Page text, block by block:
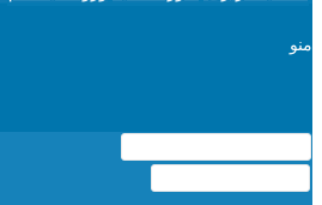
منو